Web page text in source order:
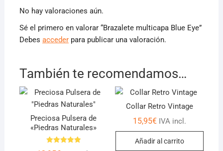
No hay valoraciones aún.
Sé el primero en valorar “Brazalete multicapa Blue Eye”
Debes accederpara publicar una valoración.
También te recomendamos…
Preciosa Pulsera de
«Piedras Naturales»
Collar Retro Vintage
15,95€ IVA incl.
Añadir al carrito